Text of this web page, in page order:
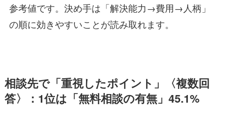
参考値です。決め手は「解決能力→費用→人柄」
の順に効きやすいことが読み取れます。
相談先で「重視したポイント」〈複数回
答〉：1位は「無料相談の有無」45.1%